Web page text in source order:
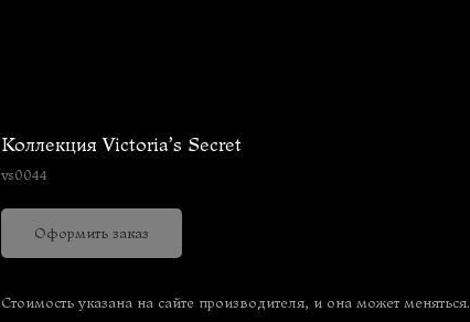
Коллекция Victoria’s Secret
vs0044
Оформить заказ
Стоимость указана на сайте производителя, и она может меняться.